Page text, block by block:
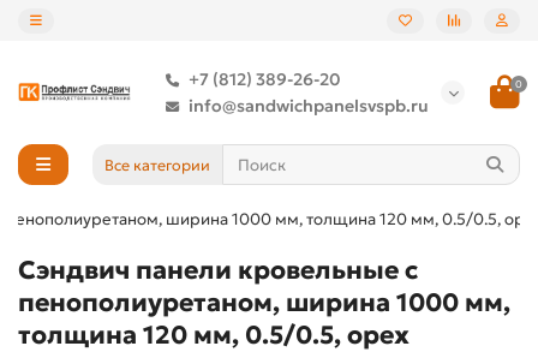
+7 (812) 389-26-20
info@sandwichpanelsvspb.ru
0
Все категории
пенополиуретаном, ширина 1000 мм, толщина 120 мм, 0.5/0.5,
Сэндвич панели кровельные с
пенополиуретаном, ширина 1000 мм,
толщина 120 мм, 0.5/0.5, орех